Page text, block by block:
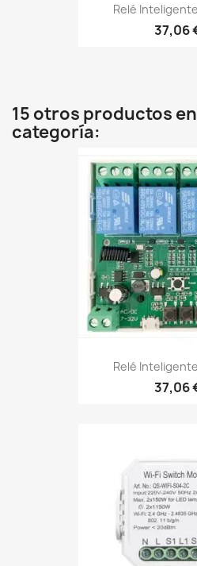
Relé
37,06
15 otros productos
categoría:
Relé
37,06